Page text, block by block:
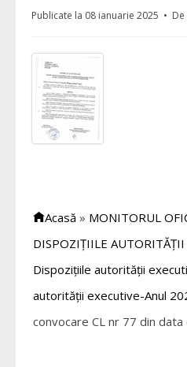
Publicate la 08 ianuarie 2025 De
Acasă » MONITORUL
DISPOZIȚIILE AUTORITĂȚII
Dispozițiile autorității
autorității executive-Anul
convocare CL nr 77 din